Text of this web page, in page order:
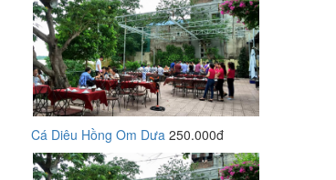
Cá Diêu Hồng Om Dưa 250.000đ